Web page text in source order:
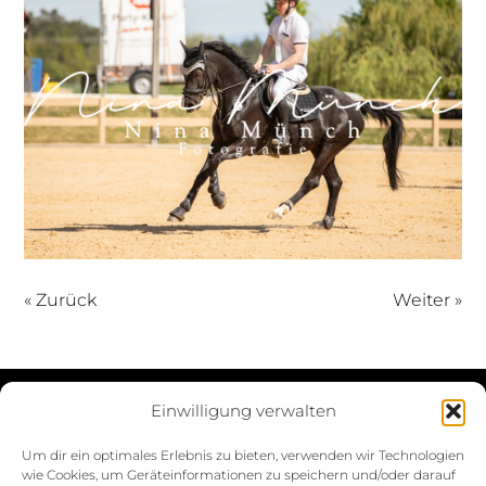
Einwilligung verwalten
Um dir ein optimales Erlebnis zu bieten, verwenden wir Technologien
wie Cookies, um Geräteinformationen zu speichern und/oder darauf
« Zurück Weiter »